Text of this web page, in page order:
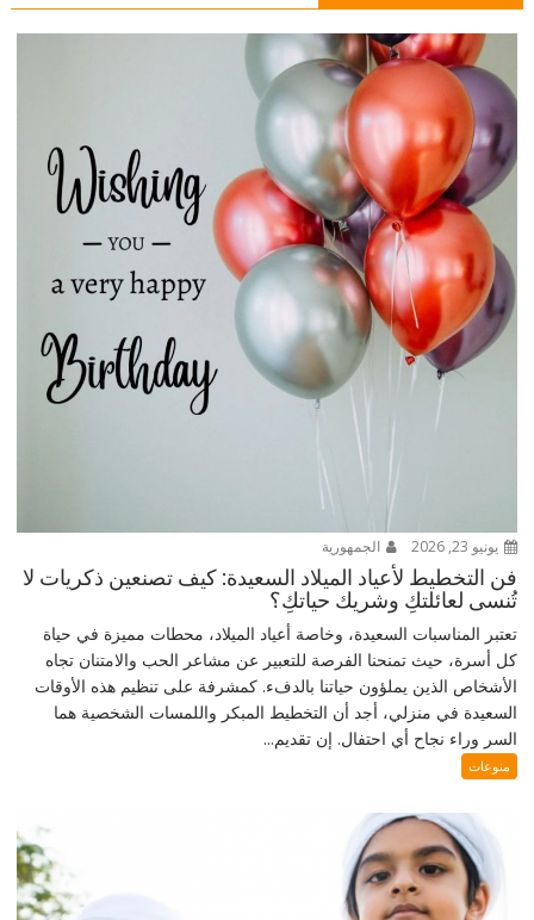
يونيو 23, 2026 الجمهورية
فن التخطيط لأعياد الميلاد السعيدة: كيف تصنعين ذكريات لا
تُنسى لعائلتكِ وشريك حياتكِ؟
تعتبر المناسبات السعيدة، وخاصة أعياد الميلاد، محطات مميزة في حياة
كل أسرة، حيث تمنحنا الفرصة للتعبير عن مشاعر الحب والامتنان تجاه
الأشخاص الذين يملؤون حياتنا بالدفء. كمشرفة على تنظيم هذه الأوقات
السعيدة في منزلي، أجد أن التخطيط المبكر واللمسات الشخصية هما
السر وراء نجاح أي احتفال. إن تقديم...
منوعات